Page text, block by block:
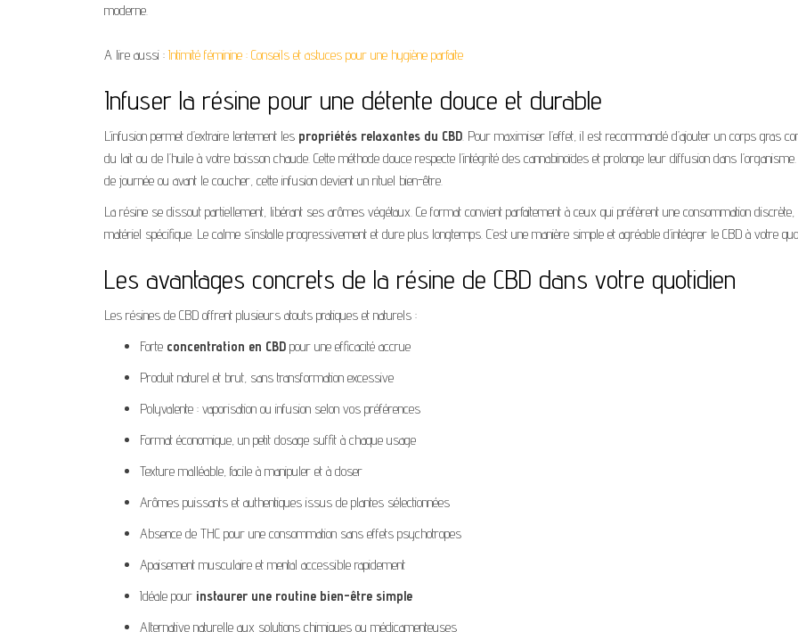
moderne.
A lire aussi : Intimité féminine : Conseils et astuces pour une hygiène parfaite
Infuser la résine pour une détente douce et durable
L’infusion permet d’extraire lentement les propriétés relaxantes du CBD . Pour maximiser l’effet, il est recommandé d’ajouter un corps gras
du lait ou de l’huile à votre boisson chaude. Cette méthode douce respecte l’intégrité des cannabinoïdes et prolonge leur diffusion dans
de journée ou avant le coucher, cette infusion devient un rituel bien-être.
La résine se dissout partiellement, libérant ses arômes végétaux. Ce format convient parfaitement à ceux qui préfèrent une consommation
matériel spécifique. Le calme s’installe progressivement et dure plus longtemps. C’est une manière simple et agréable d’intégrer le CBD à votre
Les avantages concrets de la résine de CBD dans votre quotidien
Les résines de CBD offrent plusieurs atouts pratiques et naturels :
Forte concentration en CBD pour une efficacité accrue
Produit naturel et brut, sans transformation excessive
Polyvalente : vaporisation ou infusion selon vos préférences
Format économique, un petit dosage suffit à chaque usage
Texture malléable, facile à manipuler et à doser
Arômes puissants et authentiques issus de plantes sélectionnées
Absence de THC pour une consommation sans effets psychotropes
Apaisement musculaire et mental accessible rapidement
Idéale pour instaurer une routine bien-être simple
Alternative naturelle aux solutions chimiques ou médicamenteuses